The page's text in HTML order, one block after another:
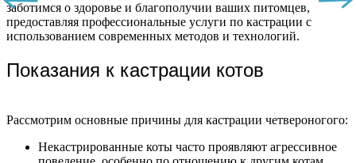
заботимся о здоровье и благополучии ваших питомцев,
предоставляя профессиональные услуги по кастрации с
использованием современных методов и технологий.
Показания к кастрации котов
Рассмотрим основные причины для кастрации четвероногого:
Некастрированные коты часто проявляют агрессивное